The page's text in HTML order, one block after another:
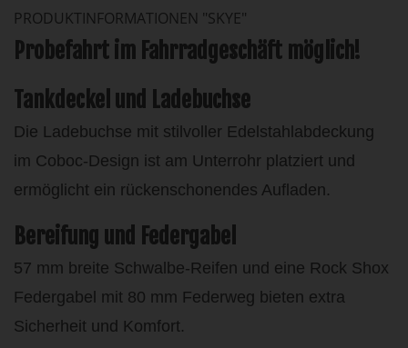
PRODUKTINFORMATIONEN "SKYE"
Probefahrt im Fahrradgeschäft möglich!
Tankdeckel und Ladebuchse
Die Ladebuchse mit stilvoller Edelstahlabdeckung
im Coboc-Design ist am Unterrohr platziert und
ermöglicht ein rückenschonendes Aufladen.
Bereifung und Federgabel
57 mm breite Schwalbe-Reifen und eine Rock Shox
Federgabel mit 80 mm Federweg bieten extra
Sicherheit und Komfort.